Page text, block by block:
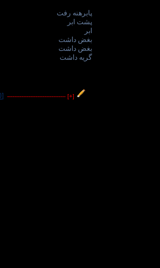
پابرهنه رفت
پشت ابر
ابر
بغض داشت
بغض داشت
گریه داشت
[+]
---------------------------------
[0]